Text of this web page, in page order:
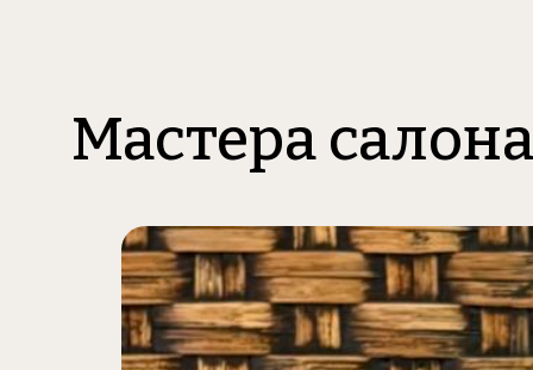
Мастера салона